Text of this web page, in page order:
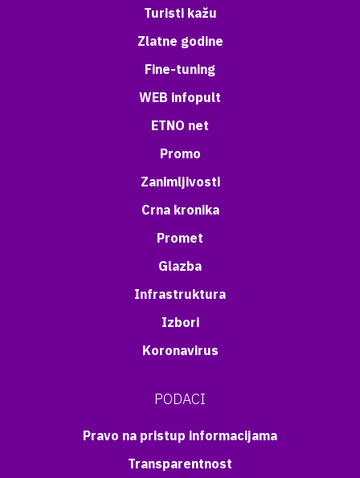
Turisti kažu
Zlatne godine
Fine-tuning
WEB infopult
ETNO net
Promo
Zanimljivosti
Crna kronika
Promet
Glazba
Infrastruktura
Izbori
Koronavirus
PODACI
Pravo na pristup informacijama
Transparentnost